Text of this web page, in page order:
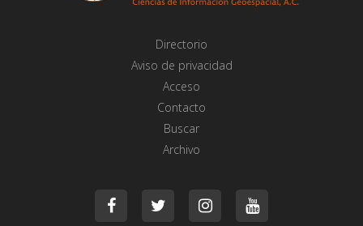
Directorio
Aviso de privacidad
Acceso
Contacto
Buscar
Archivo